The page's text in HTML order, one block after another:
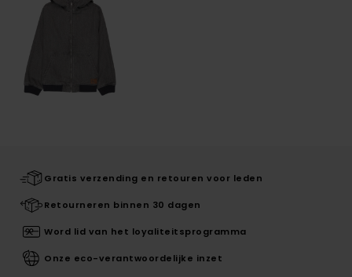
Gratis verzending en retouren voor leden
Retourneren binnen 30 dagen
Word lid van het loyaliteitsprogramma
Onze eco-verantwoordelijke inzet